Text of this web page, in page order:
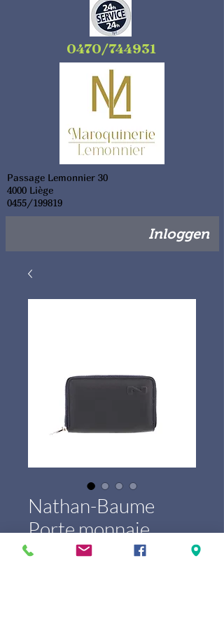
0470/744931
Passage Lemonnier 30
4000 Liège
0455/199819
Inloggen
Nathan-Baume
Porte monnaie
dame 100323N